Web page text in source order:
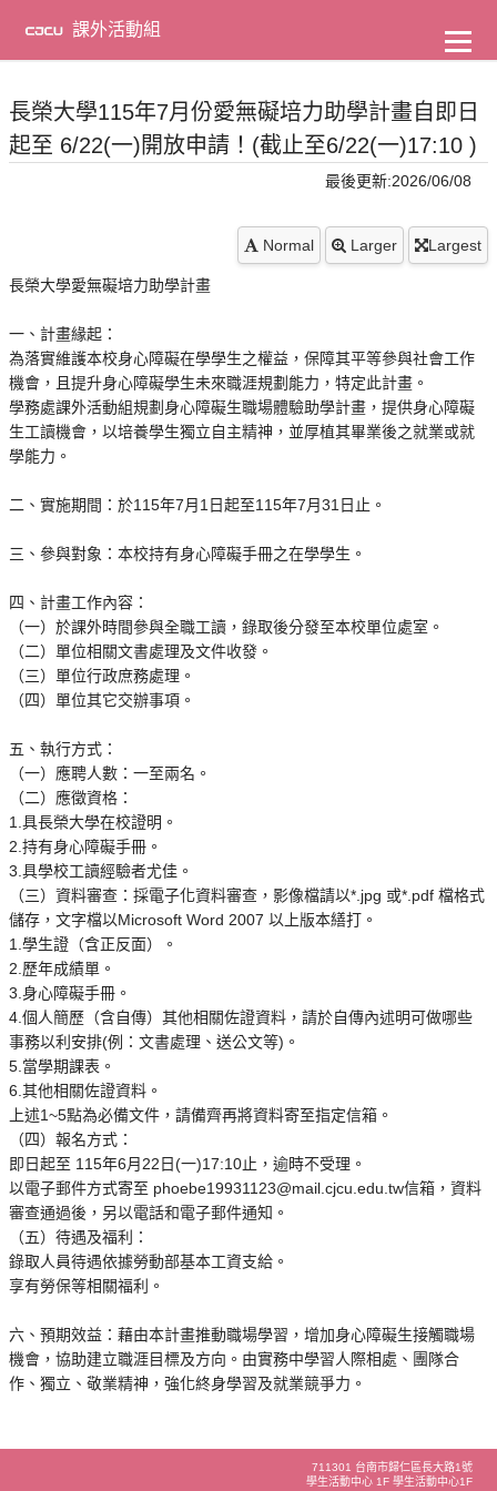
主
容
課外活動組
長榮大學115年7月份愛無礙培力助學計畫自即日
起至 6/22(一)開放申請！(截止至6/22(一)17:10 )
最後更新:2026/06/08
Normal Larger Largest
長榮大學愛無礙培力助學計畫
一、計畫緣起：
為落實維護本校身心障礙在學學生之權益，保障其平等參與社會工作
機會，且提升身心障礙學生未來職涯規劃能力，特定此計畫。
學務處課外活動組規劃身心障礙生職場體驗助學計畫，提供身心障礙
生工讀機會，以培養學生獨立自主精神，並厚植其畢業後之就業或就
學能力。
二、實施期間：於115年7月1日起至115年7月31日止。
三、參與對象：本校持有身心障礙手冊之在學學生。
四、計畫工作內容：
（一）於課外時間參與全職工讀，錄取後分發至本校單位處室。
（二）單位相關文書處理及文件收發。
（三）單位行政庶務處理。
（四）單位其它交辦事項。
五、執行方式：
（一）應聘人數：一至兩名。
（二）應徵資格：
1.具長榮大學在校證明。
2.持有身心障礙手冊。
3.具學校工讀經驗者尤佳。
（三）資料審查：採電子化資料審查，影像檔請以*.jpg 或*.pdf 檔格式
儲存，文字檔以Microsoft Word 2007 以上版本繕打。
1.學生證（含正反面）。
2.歷年成績單。
3.身心障礙手冊。
4.個人簡歷（含自傳）其他相關佐證資料，請於自傳內述明可做哪些
事務以利安排(例：文書處理、送公文等)。
5.當學期課表。
6.其他相關佐證資料。
上述1~5點為必備文件，請備齊再將資料寄至指定信箱。
（四）報名方式：
即日起至 115年6月22日(一)17:10止，逾時不受理。
以電子郵件方式寄至 phoebe19931123@mail.cjcu.edu.tw信箱，資料
審查通過後，另以電話和電子郵件通知。
（五）待遇及福利：
錄取人員待遇依據勞動部基本工資支給。
享有勞保等相關福利。
六、預期效益：藉由本計畫推動職場學習，增加身心障礙生接觸職場
機會，協助建立職涯目標及方向。由實務中學習人際相處、團隊合
作、獨立、敬業精神，強化終身學習及就業競爭力。
711301 台南市歸仁區長大路1號
學生活動中心 1F 學生活動中心1F